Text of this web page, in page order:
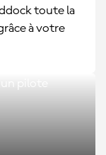
toute la
à votre